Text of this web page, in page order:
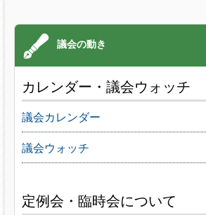
カレンダー・議会ウォッチ
議会カレンダー
議会ウォッチ
定例会・臨時会について